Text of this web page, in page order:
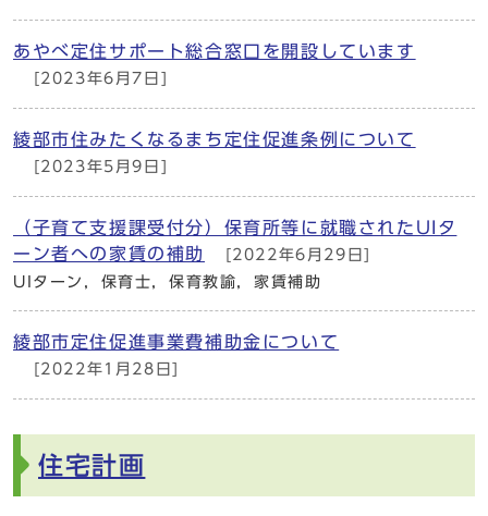
あやべ定住サポート総合窓口を開設しています
[2023年6月7日]
綾部市住みたくなるまち定住促進条例について
[2023年5月9日]
（子育て支援課受付分）保育所等に就職されたUIタ
ーン者への家賃の補助
[2022年6月29日]
UIターン，保育士，保育教諭，家賃補助
綾部市定住促進事業費補助金について
[2022年1月28日]
住宅計画